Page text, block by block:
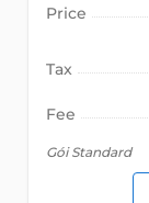
Price
Tax
Fee
Gói Standard